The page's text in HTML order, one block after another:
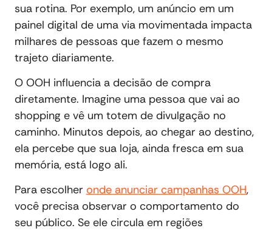
sua rotina. Por exemplo, um anúncio em um
painel digital de uma via movimentada impacta
milhares de pessoas que fazem o mesmo
trajeto diariamente.
O OOH influencia a decisão de compra
diretamente. Imagine uma pessoa que vai ao
shopping e vê um totem de divulgação no
caminho. Minutos depois, ao chegar ao destino,
ela percebe que sua loja, ainda fresca em sua
memória, está logo ali.
Para escolher onde anunciar campanhas OOH,
você precisa observar o comportamento do
seu público. Se ele circula em regiões